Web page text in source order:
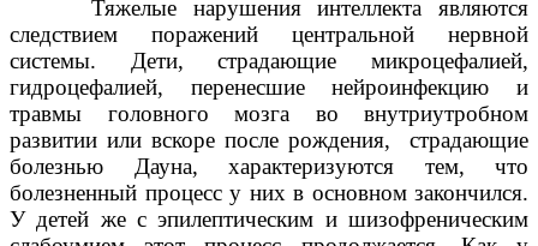
Тяжелые нарушения интеллекта являются
следствием поражений центральной нервной
системы. Дети, страдающие микроцефалией,
гидроцефалией, перенесшие нейроинфекцию и
травмы головного мозга во внутриутробном
развитии или вскоре после рождения, страдающие
болезнью Дауна, характеризуются тем, что
болезненный процесс у них в основном закончился.
У детей же с эпилептическим и шизофреническим